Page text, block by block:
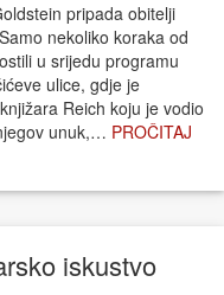
pripada obitelji
nekoliko koraka od
u srijedu programu
ulice, gdje je
Reich koju je vodio
unuk,… PROČITAJ
iskustvo